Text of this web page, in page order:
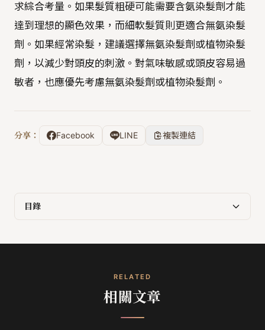
求綜合考量。如果髮質粗硬可能需要含氨染髮劑才能
達到理想的顯色效果，而細軟髮質則更適合無氨染髮
劑。如果經常染髮，建議選擇無氨染髮劑或植物染髮
劑，以減少對頭皮的刺激。對氣味敏感或頭皮容易過
敏者，也應優先考慮無氨染髮劑或植物染髮劑。
分享： Facebook LINE 複製連結
目錄
RELATED
相關文章